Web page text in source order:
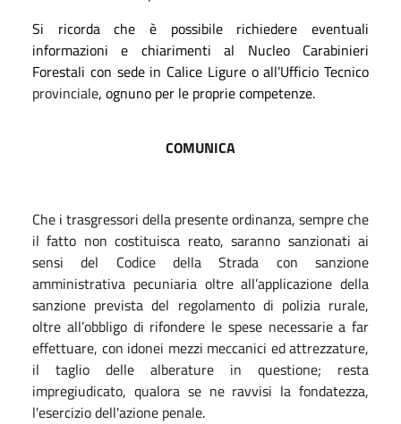
Si ricorda che è possibile richiedere eventuali
informazioni e chiarimenti al Nucleo Carabinieri
Forestali con sede in Calice Ligure o all’Ufficio Tecnico
provinciale, ognuno per le proprie competenze.
COMUNICA
Che i trasgressori della presente ordinanza, sempre che
il fatto non costituisca reato, saranno sanzionati ai
sensi del Codice della Strada con sanzione
amministrativa pecuniaria oltre all’applicazione della
sanzione prevista del regolamento di polizia rurale,
oltre all’obbligo di rifondere le spese necessarie a far
effettuare, con idonei mezzi meccanici ed attrezzature,
il taglio delle alberature in questione; resta
impregiudicato, qualora se ne ravvisi la fondatezza,
l'esercizio dell'azione penale.